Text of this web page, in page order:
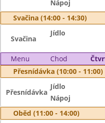
Nápoj
Svačina (14:00 - 14:30)
Svačina
Jídlo
Menu Chod
Přesnídávka (10:00 - 11:00)
Přesnídávka
Jídlo
Nápoj
Oběd (11:00 - 14:00)